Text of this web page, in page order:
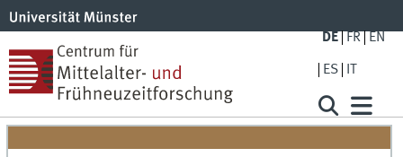
DE FR EN
ES IT